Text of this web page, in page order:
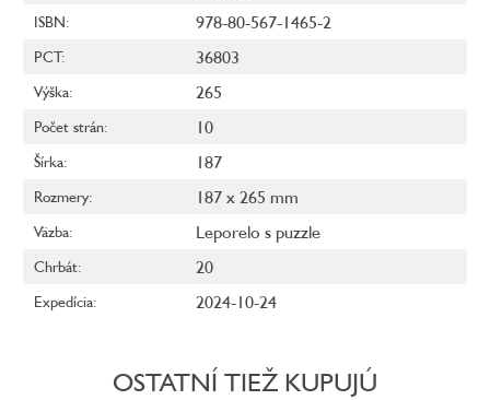
ISBN: 978-80-567-1465-2
PCT: 36803
Výška: 265
Počet strán: 10
Šírka: 187
Rozmery: 187 x 265 mm
Väzba: Leporelo s puzzle
Chrbát: 20
Expedícia: 2024-10-24
OSTATNÍ TIEŽ KUPUJÚ